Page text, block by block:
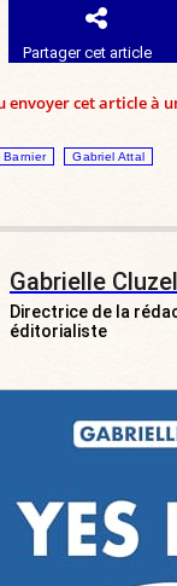
Partager cet article
envoyer cet article à
Barnier Gabriel Attal
Gabrielle Cluzel
Directrice de la
éditorialiste